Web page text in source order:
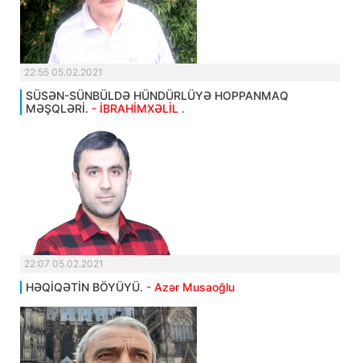
22:55 05.02.2021
SÜSƏN-SÜNBÜLDƏ HÜNDÜRLÜYƏ HOPPANMAQ
MƏŞQLƏRİ. - İBRAHİMXƏLİL .
22:07 05.02.2021
HƏQİQƏTİN BÖYÜYÜ. - Azər Musaoğlu